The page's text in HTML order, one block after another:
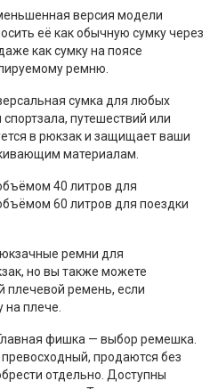
версия модели
её как обычную сумку через
как сумку на поясе
ремню.
сумка для любых
путешествий или
в рюкзак и защищает ваши
материалам.
40 литров для
60 литров для поездки
ремни для
но вы также можете
плечевой ремень, если
на плече.
фишка — выбор ремешка.
продаются без
отдельно. Доступны